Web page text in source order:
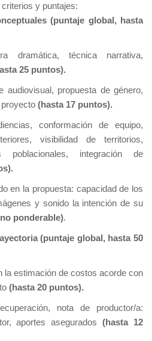
y puntajes:
(puntaje global, hasta
dramática, técnica narrativa,
25 puntos).
audiovisual, propuesta de género,
(hasta 17 puntos).
conformación de equipo,
visibilidad de territorios,
poblacionales, integración de
en la propuesta: capacidad de los
y sonido la intención de su
ponderable).
(puntaje global, hasta 50
la estimación de costos acorde con
(hasta 20 puntos).
nota de productor/a:
aportes asegurados(hasta 12